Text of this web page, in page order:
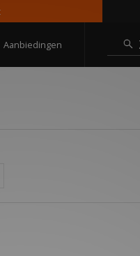
Aanbiedingen